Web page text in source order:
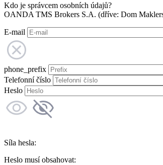
Kdo je správcem osobních údajů?
OANDA TMS Brokers S.A. (dříve: Dom
E-mail
phone_prefix
Telefonní číslo
Heslo
Síla hesla:
Heslo musí obsahovat: